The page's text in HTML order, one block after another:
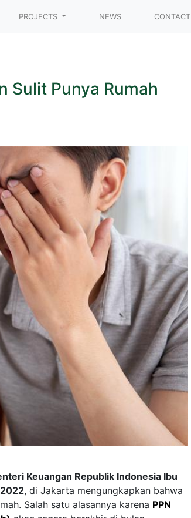
PROJECTS NEWS CONTACT
Sulit Punya Rumah
Keuangan Republik Indonesia Ibu
, di Jakarta mengungkapkan bahwa
Salah satu alasannya karena PPN